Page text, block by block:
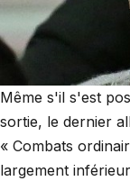
Même s'il s'est
sortie, le dernier
« Combats
largement